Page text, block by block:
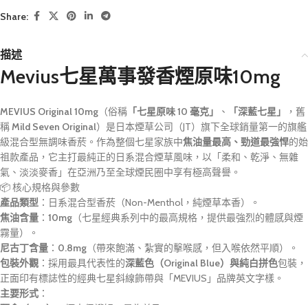
Share:
描述
Mevius七星萬事發香煙原味10mg
MEVIUS Original 10mg （俗稱 「七星原味 10 毫克」 、 「深藍七星」
，舊
稱Mild Seven Original）是日本煙草公司（JT）旗下全球銷量第一的旗艦
級混合型無調味香菸。作為整個七星家族中焦油量最高、勁道最強悍的始
祖款產品，它主打最純正的日系混合煙草風味，以「柔和、乾淨、無雜
氣、淡淡麥香」在亞洲乃至全球煙民圈中享有極高聲譽。
📦 核心規格與參數
產品類型 ：日系混合型香菸（Non-Menthol，純煙草本香）。
焦油含量 ： 10mg （七星經典系列中的最高規格，提供最強烈的體感與煙
霧量）。
尼古丁含量 ： 0.8mg （帶來飽滿、紮實的擊喉感，但入喉依然平順）。
包裝外觀 ：採用最具代表性的深藍色（Original Blue）與純白拼色包裝，
正面印有標誌性的經典七星斜線飾帶與「MEVIUS」品牌英文字樣。
主要形式 ：